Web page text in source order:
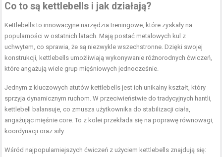
Co to są kettlebells i jak działają?
Kettlebells to innowacyjne narzędzia treningowe, które zyskały na
popularności w ostatnich latach. Mają postać metalowych kul z
uchwytem, co sprawia, że są niezwykle wszechstronne. Dzięki swojej
konstrukcji, kettlebells umożliwiają wykonywanie różnorodnych ćwiczeń,
które angażują wiele grup mięśniowych jednocześnie.
Jednym z kluczowych atutów kettlebells jest ich unikalny kształt, który
sprzyja dynamicznym ruchom. W przeciwieństwie do tradycyjnych hantli,
kettlebell balansuje, co zmusza użytkownika do stabilizacji ciała,
angażując mięśnie core. To z kolei przekłada się na poprawę równowagi,
koordynacji oraz siły.
Wśród najpopularniejszych ćwiczeń z użyciem kettlebells znajdują się: